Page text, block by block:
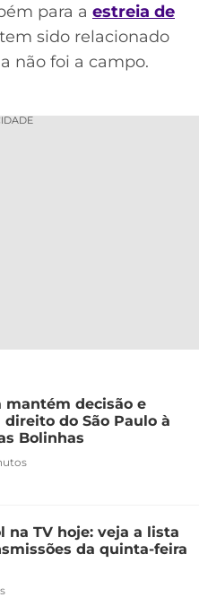
para a estreia de
sido relacionado
não foi a campo.
mantém decisão e
direito do São Paulo à
Bolinhas
na TV hoje: veja a lista
da quinta-feira